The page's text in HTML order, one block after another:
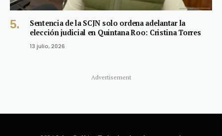
Sentencia de la SCJN solo ordena adelantar la
elección judicial en Quintana Roo: Cristina Torres
13 julio, 2026
Advertisement